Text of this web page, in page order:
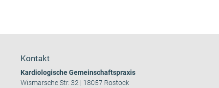
Kontakt
Kardiologische Gemeinschaftspraxis
Wismarsche Str. 32 | 18057 Rostock